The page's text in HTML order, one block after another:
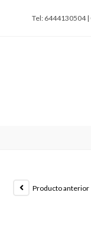
Tel: 6444130504
Producto anterior